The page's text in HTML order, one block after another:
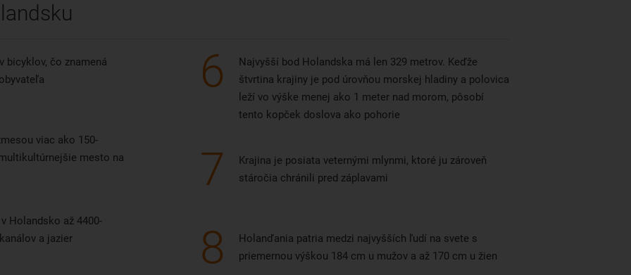
bicyklov, čo znamená
viac ako 150-
mesto na
Holandsko až 4400-
a jazier
6
Najvyšší bod Holandska má len 329 metrov. Keďže
štvrtina krajiny je pod úrovňou morskej hladiny a polovica
leží vo výške menej ako 1 meter nad morom, pôsobí
tento kopček doslova ako pohorie
7
Krajina je posiata veternými mlynmi, ktoré ju zároveň
stáročia chránili pred záplavami
8
Holanďania patria medzi najvyšších ľudí na svete s
priemernou výškou 184 cm u mužov a až 170 cm u žien